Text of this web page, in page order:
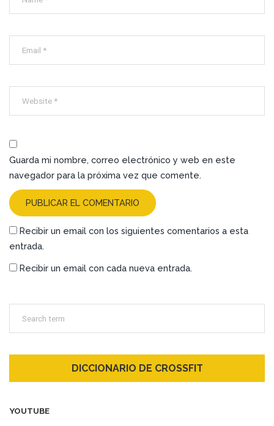
Guarda mi nombre, correo electrónico y web en este
navegador para la próxima vez que comente.
Recibir un email con los siguientes comentarios a esta
entrada.
Recibir un email con cada nueva entrada.
DICCIONARIO DE CROSSFIT
YOUTUBE